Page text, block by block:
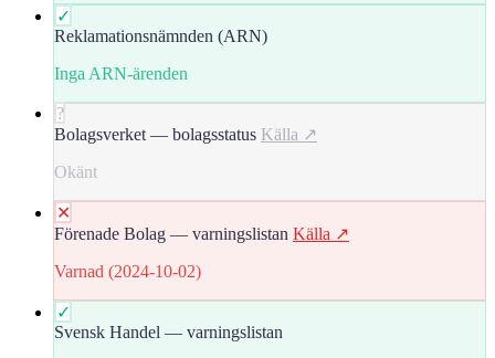
✓
Reklamationsnämnden (ARN)
Inga ARN-ärenden
?
Bolagsverket — bolagsstatus Källa ↗
Okänt
✕
Förenade Bolag — varningslistan Källa ↗
Varnad (2024-10-02)
✓
Svensk Handel — varningslistan